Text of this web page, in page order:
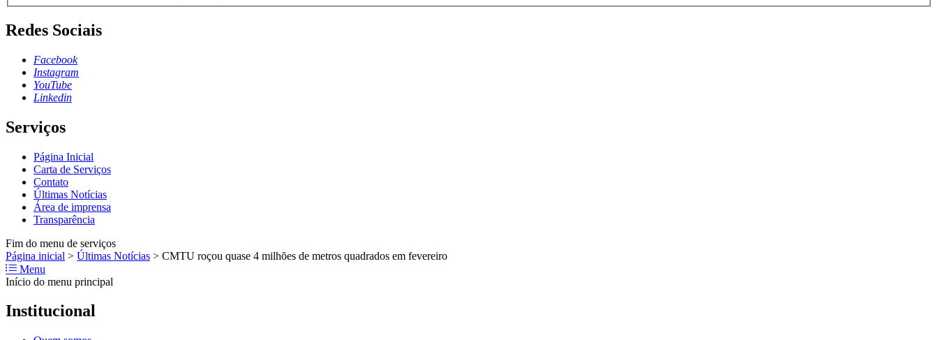
Redes Sociais
Facebook
Instagram
YouTube
Linkedin
Serviços
Página Inicial
Carta de Serviços
Contato
Últimas Notícias
Área de imprensa
Transparência
Fim do menu de serviços
Página inicial > Últimas Notícias > CMTU roçou quase 4 milhões de metros quadrados em fevereiro
Menu
Início do menu principal
Institucional